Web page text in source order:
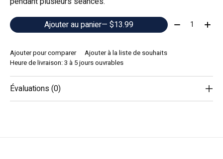
Ajouter au panier
— $13.99 Quantité:
Ajouter pour comparer
Ajouter à la liste de souhaits
Heure de livraison: 3 à 5 jours ouvrables
Évaluations (0)